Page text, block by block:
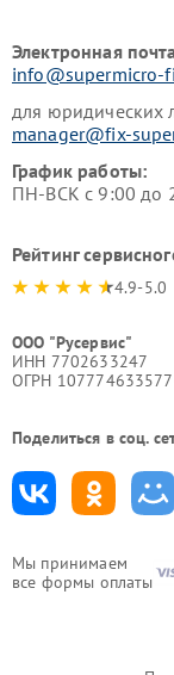
Мы принимаем
все формы оплаты
Электронная
info@supermicro-
для юридических
manager@fix-
График работы:
ПН-ВСК с 9:00 до
Рейтинг
4.9-5.0
ООО "Русервис"
ИНН 7702633247
ОГРН
Поделиться в соц.